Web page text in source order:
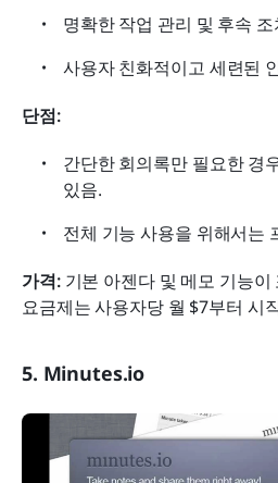
명확한 작업 관리 및 후속 조
사용자 친화적이고 세련된
단점:
간단한 회의록만 필요한 경
있음.
전체 기능 사용을 위해서는
가격: 기본 아젠다 및 메모 기능
요금제는 사용자당 월 $7부터 시
5. Minutes.io